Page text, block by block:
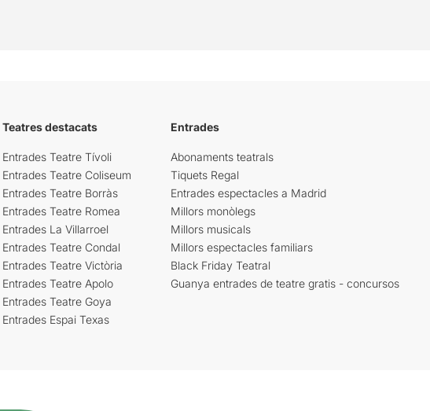
Teatres destacats
Entrades Teatre Tívoli
Entrades Teatre Coliseum
Entrades Teatre Borràs
Entrades Teatre Romea
Entrades La Villarroel
Entrades Teatre Condal
Entrades Teatre Victòria
Entrades Teatre Apolo
Entrades Teatre Goya
Entrades Espai Texas
Entrades
Abonaments teatrals
Tiquets Regal
Entrades espectacles a Madrid
Millors monòlegs
Millors musicals
Millors espectacles familiars
Black Friday Teatral
Guanya entrades de teatre gratis - concursos